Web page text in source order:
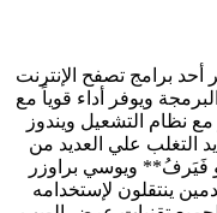
أحد برامج تصفح الإنترنت
ويوفر أداء قوياً مع
نظام التشعيل ويندوز
التغلب علي العديد من
فَيَرفُ** ويوسي براوزر
ينتقلون لإستخدامه